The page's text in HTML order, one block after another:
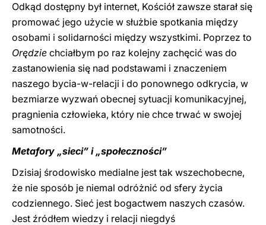
Odkąd dostępny był internet, Kościół zawsze starał się
promować jego użycie w służbie spotkania między
osobami i solidarności między wszystkimi. Poprzez to
Orędzie chciałbym po raz kolejny zachęcić was do
zastanowienia się nad podstawami i znaczeniem
naszego bycia-w-relacji i do ponownego odkrycia, w
bezmiarze wyzwań obecnej sytuacji komunikacyjnej,
pragnienia człowieka, który nie chce trwać w swojej
samotności.
Metafory „sieci” i „społeczności”
Dzisiaj środowisko medialne jest tak wszechobecne,
że nie sposób je niemal odróżnić od sfery życia
codziennego. Sieć jest bogactwem naszych czasów.
Jest źródłem wiedzy i relacji niegdyś